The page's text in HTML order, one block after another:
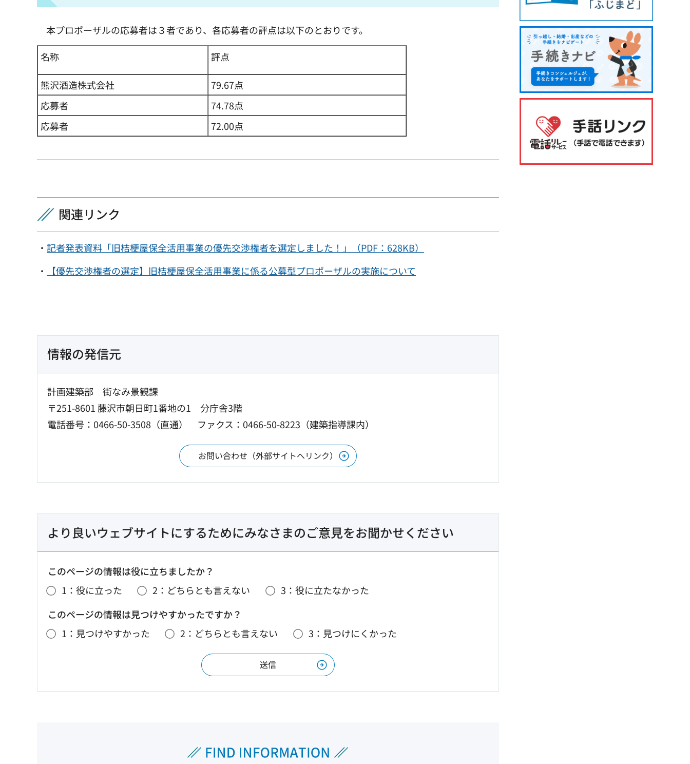
本プロポーザルの応募者は３者であり、各応募者の評点は以下のとおりです。
名称
評点
熊沢酒造株式会社
79.67点
応募者
74.78点
応募者
72.00点
関連リンク
・ 記者発表資料「旧桔梗屋保全活用事業の優先交渉権者を選定しました！」（PDF：628KB）
・
【優先交渉権者の選定】旧桔梗屋保全活用事業に係る公募型プロポーザルの実施について
情報の発信元
計画建築部 街なみ景観課
〒251-8601 藤沢市朝日町1番地の1 分庁舎3階
電話番号：0466-50-3508（直通）
ファクス：0466-50-8223（建築指導課内）
お問い合わせ（外部サイトへリンク）
より良いウェブサイトにするためにみなさまのご意見をお聞かせください
このページの情報は役に立ちましたか？
1：役に立った
2：どちらとも言えない
3：役に立たなかった
このページの情報は見つけやすかったですか？
1：見つけやすかった
2：どちらとも言えない 3：見つけにくかった